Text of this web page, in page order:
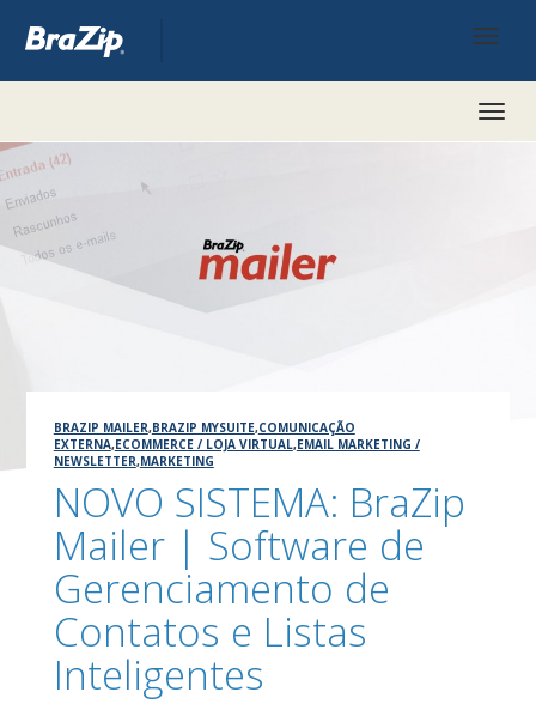
BRAZIP MAILER,BRAZIP MYSUITE,COMUNICAÇÃO
EXTERNA,ECOMMERCE / LOJA VIRTUAL,EMAIL MARKETING /
NEWSLETTER,MARKETING
NOVO SISTEMA: BraZip
Mailer | Software de
Gerenciamento de
Contatos e Listas
Inteligentes